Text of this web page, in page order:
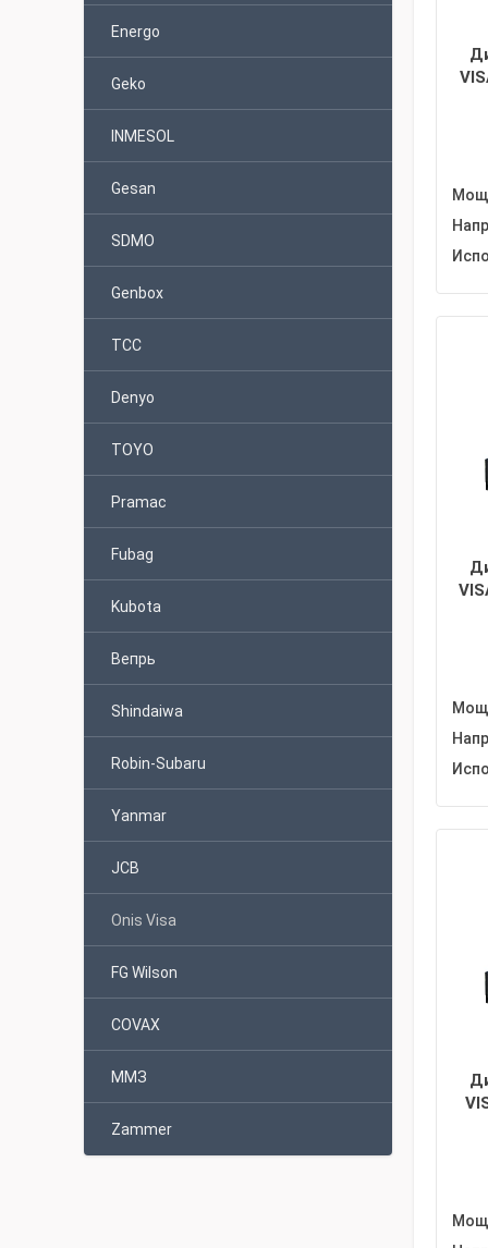
Energo
Geko
INMESOL
Gesan
SDMO
Genbox
TCC
Denyo
TOYO
Pramac
Fubag
Kubota
Вепрь
Shindaiwa
Robin-Subaru
Yanmar
JCB
Onis Visa
FG Wilson
COVAX
ММЗ
Zammer